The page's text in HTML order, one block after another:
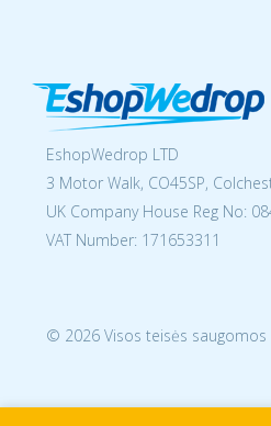
EshopWedrop LTD
3 Motor Walk, CO45SP,
UK Company House Reg No:
VAT Number: 171653311
© 2026 Visos teisės